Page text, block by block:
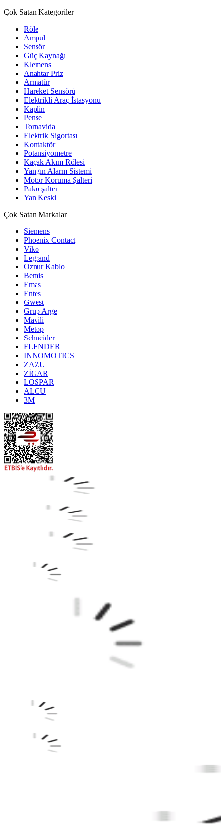
Çok Satan Kategoriler
Röle
Ampul
Sensör
Güç Kaynağı
Klemens
Anahtar Priz
Armatür
Hareket Sensörü
Elektrikli Araç İstasyonu
Kaplin
Pense
Tornavida
Elektrik Sigortası
Kontaktör
Potansiyometre
Kaçak Akım Rölesi
Yangın Alarm Sistemi
Motor Koruma Şalteri
Pako şalter
Yan Keski
Çok Satan Markalar
Siemens
Phoenix Contact
Viko
Legrand
Öznur Kablo
Bemis
Emas
Entes
Gwest
Grup Arge
Mavili
Metop
Schneider
FLENDER
INNOMOTICS
ZAZU
ZİGAR
LOSPAR
ALCU
3M